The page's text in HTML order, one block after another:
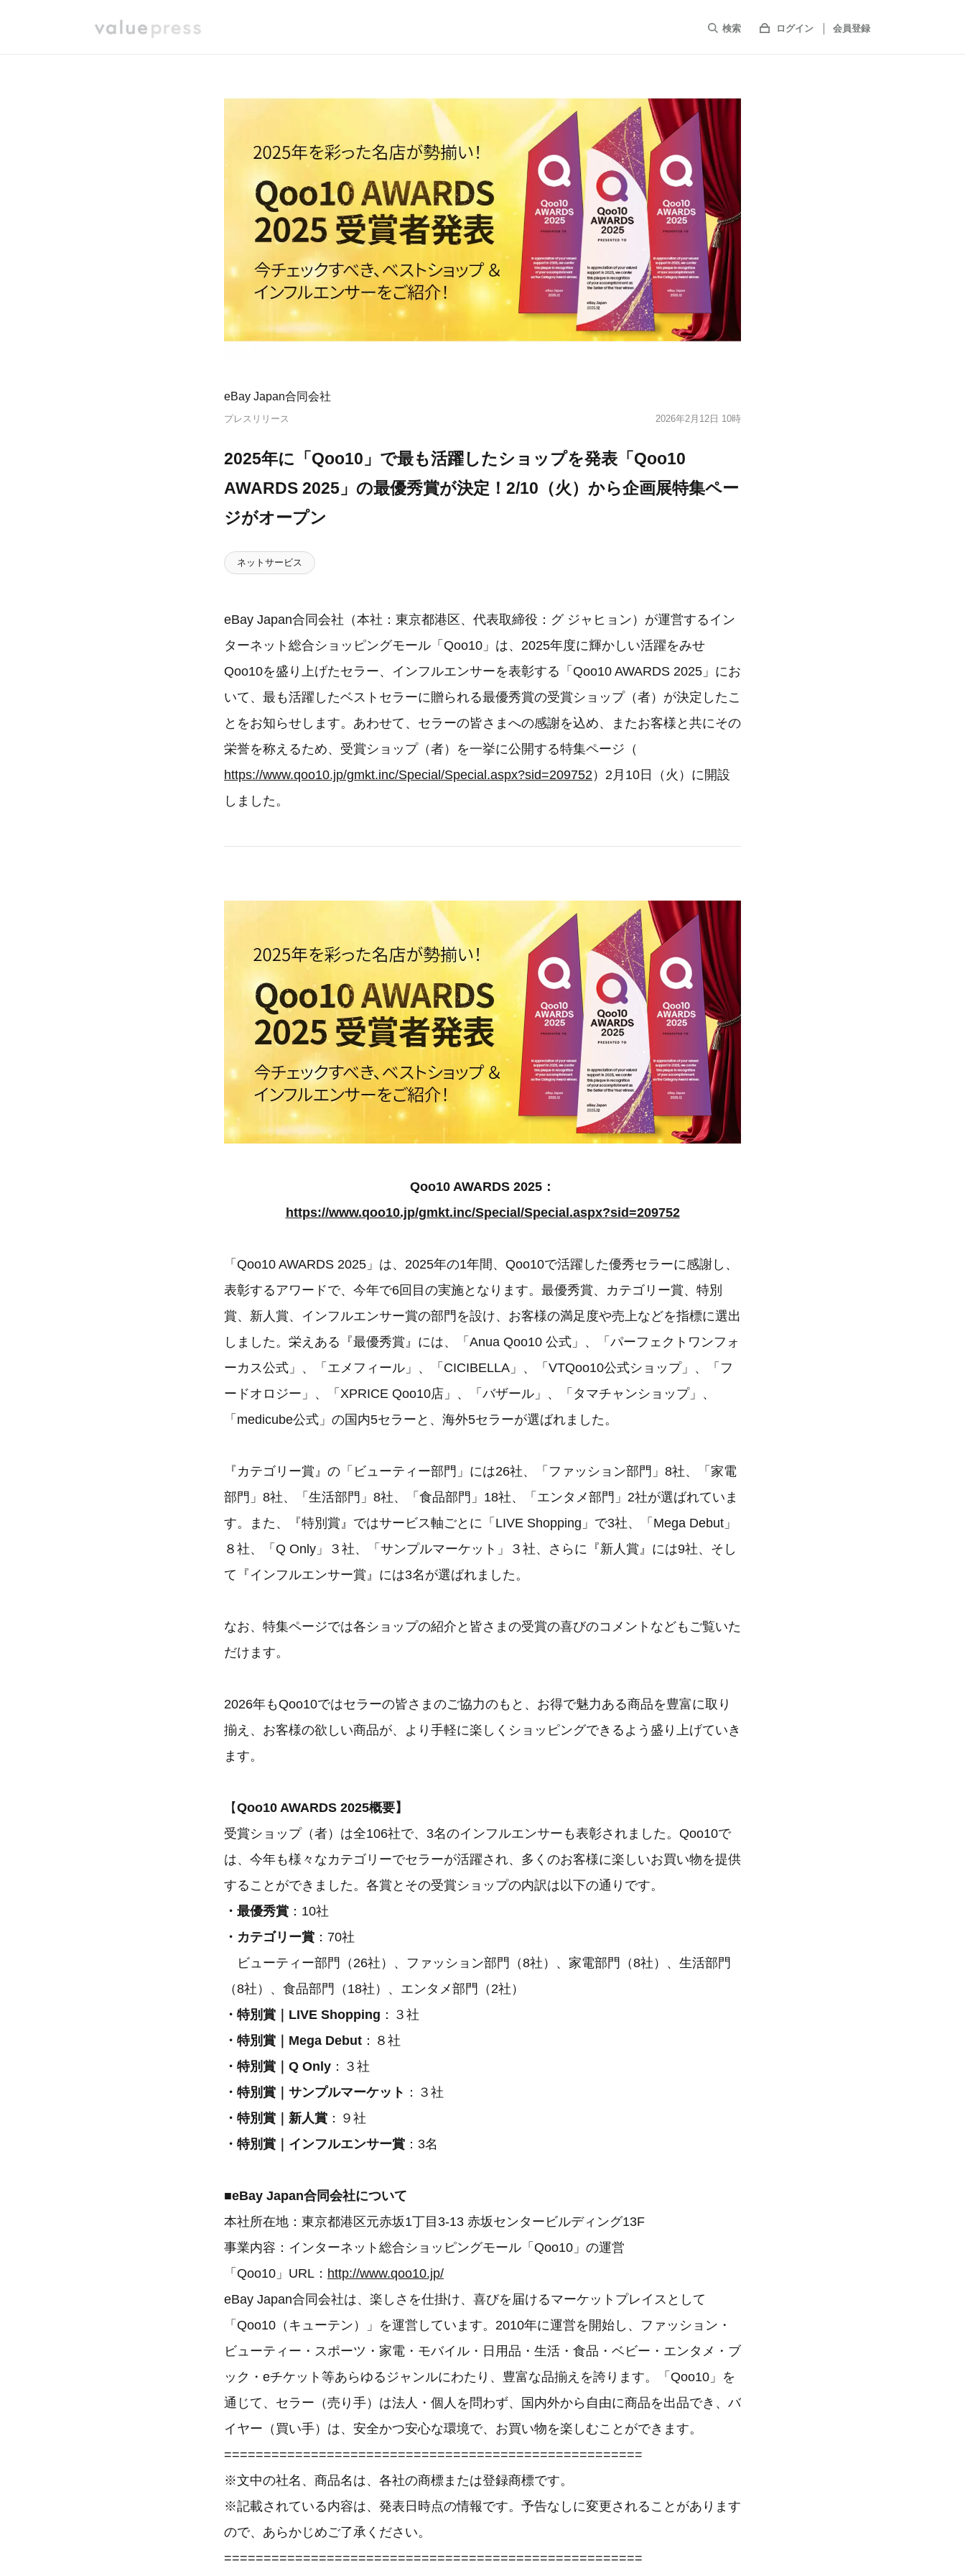
検索 ログイン 会員登録
eBay Japan合同会社
プレスリリース 2026年2月12日 10時
2025年に「Qoo10」で最も活躍したショップを発表「Qoo10
AWARDS 2025」の最優秀賞が決定！2/10（火）から企画展特集ペー
ジがオープン
ネットサービス
eBay Japan合同会社（本社：東京都港区、代表取締役：グ ジャヒョン）が運営するイン
ターネット総合ショッピングモール「Qoo10」は、2025年度に輝かしい活躍をみせ
Qoo10を盛り上げたセラー、インフルエンサーを表彰する「Qoo10 AWARDS 2025」にお
いて、最も活躍したベストセラーに贈られる最優秀賞の受賞ショップ（者）が決定したこ
とをお知らせします。あわせて、セラーの皆さまへの感謝を込め、またお客様と共にその
栄誉を称えるため、受賞ショップ（者）を一挙に公開する特集ページ（
https://www.qoo10.jp/gmkt.inc/Special/Special.aspx?sid=209752）2月10日（火）に開設
しました。
Qoo10 AWARDS 2025：
https://www.qoo10.jp/gmkt.inc/Special/Special.aspx?sid=209752
「Qoo10 AWARDS 2025」は、2025年の1年間、Qoo10で活躍した優秀セラーに感謝し、
表彰するアワードで、今年で6回目の実施となります。最優秀賞、カテゴリー賞、特別
賞、新人賞、インフルエンサー賞の部門を設け、お客様の満足度や売上などを指標に選出
しました。栄えある『最優秀賞』には、「Anua Qoo10 公式」、「パーフェクトワンフォ
ーカス公式」、「エメフィール」、「CICIBELLA」、「VTQoo10公式ショップ」、「フ
ードオロジー」、「XPRICE Qoo10店」、「バザール」、「タマチャンショップ」、
「medicube公式」の国内5セラーと、海外5セラーが選ばれました。
『カテゴリー賞』の「ビューティー部門」には26社、「ファッション部門」8社、「家電
部門」8社、「生活部門」8社、「食品部門」18社、「エンタメ部門」2社が選ばれていま
す。また、『特別賞』ではサービス軸ごとに「LIVE Shopping」で3社、「Mega Debut」
８社、「Q Only」３社、「サンプルマーケット」３社、さらに『新人賞』には9社、そし
て『インフルエンサー賞』には3名が選ばれました。
なお、特集ページでは各ショップの紹介と皆さまの受賞の喜びのコメントなどもご覧いた
だけます。
2026年もQoo10ではセラーの皆さまのご協力のもと、お得で魅力ある商品を豊富に取り
揃え、お客様の欲しい商品が、より手軽に楽しくショッピングできるよう盛り上げていき
ます。
【Qoo10 AWARDS 2025概要】
受賞ショップ（者）は全106社で、3名のインフルエンサーも表彰されました。Qoo10で
は、今年も様々なカテゴリーでセラーが活躍され、多くのお客様に楽しいお買い物を提供
することができました。各賞とその受賞ショップの内訳は以下の通りです。
・最優秀賞 ：10社
・カテゴリー賞 ：70社
ビューティー部門（26社）、ファッション部門（8社）、家電部門（8社）、生活部門
（8社）、食品部門（18社）、エンタメ部門（2社）
・特別賞｜LIVE Shopping ：３社
・特別賞｜Mega Debut ：８社
・特別賞｜Q Only ：３社
・特別賞｜サンプルマーケット ：３社
・特別賞｜新人賞 ：９社
・特別賞｜インフルエンサー賞 ：3名
■eBay Japan合同会社について
本社所在地：東京都港区元赤坂1丁目3-13 赤坂センタービルディング13F
事業内容：インターネット総合ショッピングモール「Qoo10」の運営
「Qoo10」URL： http://www.qoo10.jp/
eBay Japan合同会社は、楽しさを仕掛け、喜びを届けるマーケットプレイスとして
「Qoo10（キューテン）」を運営しています。2010年に運営を開始し、ファッション・
ビューティー・スポーツ・家電・モバイル・日用品・生活・食品・ベビー・エンタメ・ブ
ック・eチケット等あらゆるジャンルにわたり、豊富な品揃えを誇ります。「Qoo10」を
通じて、セラー（売り手）は法人・個人を問わず、国内外から自由に商品を出品でき、バ
イヤー（買い手）は、安全かつ安心な環境で、お買い物を楽しむことができます。
=====================================================
※文中の社名、商品名は、各社の商標または登録商標です。
※記載されている内容は、発表日時点の情報です。予告なしに変更されることがあります
ので、あらかじめご了承ください。
=====================================================